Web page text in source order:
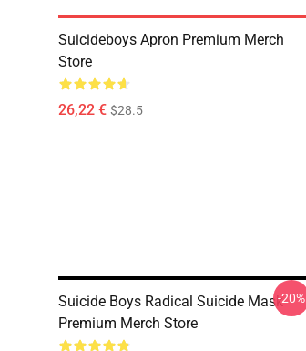
Suicideboys Apron Premium Merch
Store
26,22 € $28.5
Suicide Boys Radical Suicide Mask
Premium Merch Store
-20%